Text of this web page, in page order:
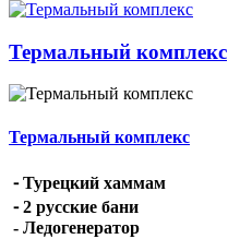
Термальный комплекс
Термальный комплекс
⁃ Турецкий хаммам
⁃ 2 русские бани
- Ледогенератор